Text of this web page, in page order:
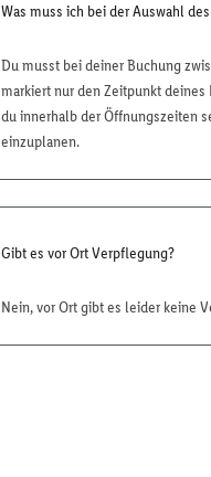
Was muss ich bei der Auswahl
Du musst bei deiner Buchung
markiert nur den Zeitpunkt
du innerhalb der Öffnungszeiten
einzuplanen.
Gibt es vor Ort Verpflegung?
Nein, vor Ort gibt es leider keine